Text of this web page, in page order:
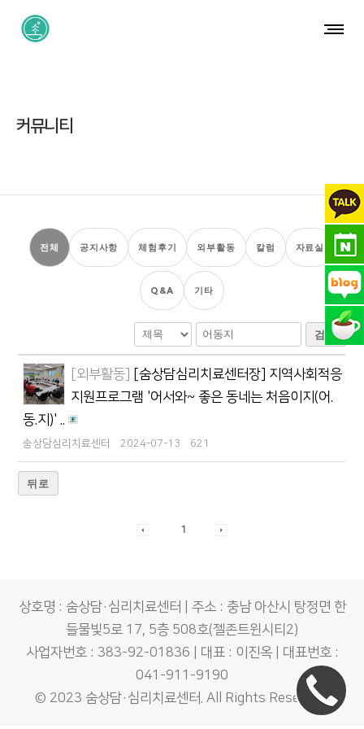
커뮤니티
전체 공지사항 체험후기 외부활동 칼럼 자료실
Q&A 기타
검색
[외부활동]
[숨상담심리치료센터장] 지역사회적응
지원프로그램 '어서와~ 좋은 동네는 처음이지(어.
동.지)' ..
숨상담심리치료센터 2024-07-13 621
뒤로
1
상호명 : 숨상담·심리치료센터 | 주소 : 충남 아산시 탕정면 한
들물빛5로 17, 5층 508호(젤존트윈시티2)
사업자번호 : 383-92-01836 | 대표 : 이진옥 | 대표번호 :
041-911-9190
© 2023 숨상담·심리치료센터. All Rights Reserved.